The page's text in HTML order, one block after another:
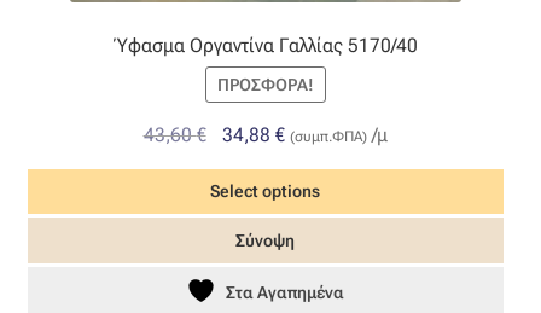
Ύφασμα Οργαντίνα Γαλλίας 5170/40
ΠΡΟΣΦΟΡΆ!
43,60€
Original
price
was:
43,60 €.
34,88€Η
τρέχουσα
τιμή
είναι:
34,88 €.
(συμπ.ΦΠΑ) /μ
Select options
Σύνοψη
Στα Αγαπημένα